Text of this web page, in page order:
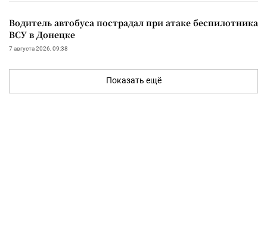
Водитель автобуса пострадал при атаке беспилотника
ВСУ в Донецке
7 августа 2026, 09:38
Показать ещё